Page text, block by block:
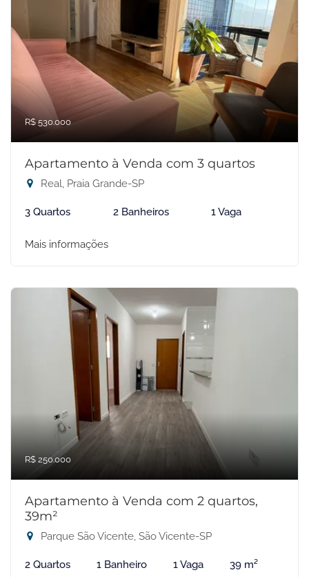
R$ 530.000
Apartamento à Venda com 3 quartos
Real, Praia Grande-SP
3 Quartos 2 Banheiros 1 Vaga
Mais informações
R$ 250.000
Apartamento à Venda com 2 quartos,
39m²
Parque São Vicente, São Vicente-SP
2 Quartos 1 Banheiro 1 Vaga 39 m²